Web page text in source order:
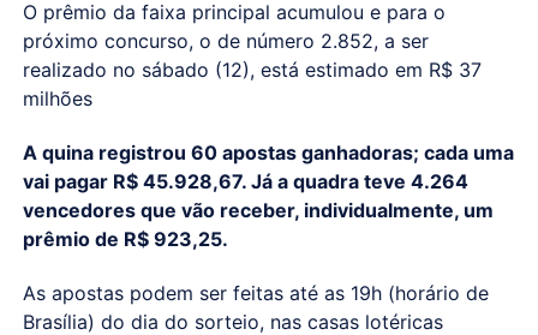
O prêmio da faixa principal acumulou e para o
próximo concurso, o de número 2.852, a ser
realizado no sábado (12), está estimado em R$ 37
milhões
A quina registrou 60 apostas ganhadoras; cada uma
vai pagar R$ 45.928,67. Já a quadra teve 4.264
vencedores que vão receber, individualmente, um
prêmio de R$ 923,25.
As apostas podem ser feitas até as 19h (horário de
Brasília) do dia do sorteio, nas casas lotéricas